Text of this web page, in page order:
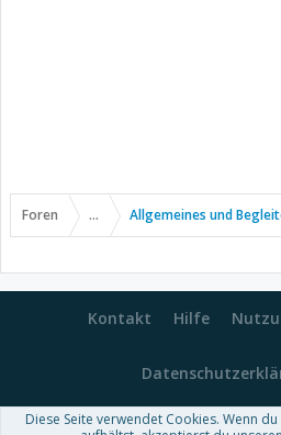
Foren ... Allgemeines und
Kontakt Hilfe
Diese Seite verwendet Cookies. Wenn